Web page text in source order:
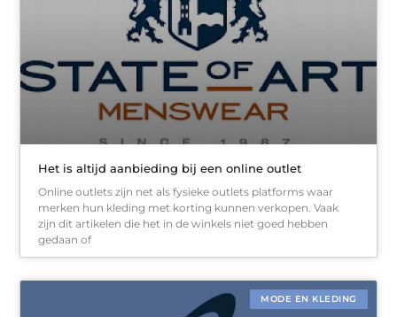
Het is altijd aanbieding bij een online outlet
Online outlets zijn net als fysieke outlets platforms waar
merken hun kleding met korting kunnen verkopen. Vaak
zijn dit artikelen die het in de winkels niet goed hebben
gedaan of
MODE EN KLEDING